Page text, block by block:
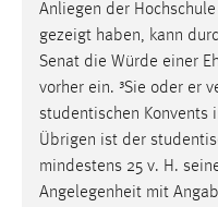
Anliegen der
gezeigt haben, kann
Senat die Würde einer
vorher ein. ³Sie oder er
studentischen Konvents
Übrigen ist der
mindestens 25 v. H.
Angelegenheit mit